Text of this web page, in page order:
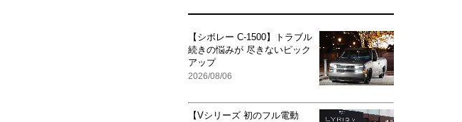
【シボレー C-1500】トラブル
続きの悩みが 尽きないピック
アップ
2026/08/06
【Vシリーズ 初のフル電動